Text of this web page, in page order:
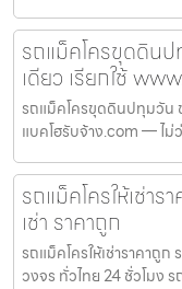
รถแม็คโครขุดดิน
เดียว เรียกใช้
รถแม็คโครขุดดินปทุมวัน
แบคโฮรับจ้าง.com — ไม่
รถแม็คโครให้เช่าร
เช่า ราคาถูก
รถแม็คโครให้เช่าราคาถูก
วงจร ทั่วไทย 24 ชั่วโมง ร